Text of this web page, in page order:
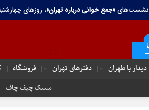
نشست‌های«جمع خوانی درباره تهران»، روزهای
دیدار با طهران دفترهای تهران‌ فروشگاه
دم جنبانک ابلق